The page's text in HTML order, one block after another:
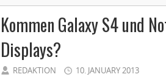
Kommen Galaxy S4 und
Displays?
REDAKTION 10. JANUARY 2013